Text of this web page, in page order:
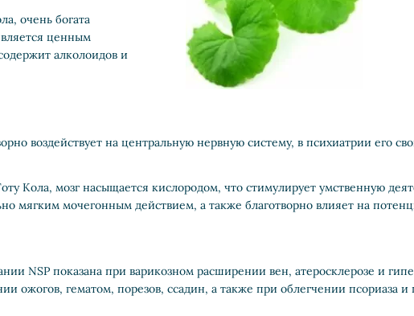
очень богата
ценным
алколоидов и
воздействует на центральную нервную систему, в психиатрии его
Кола, мозг насыщается кислородом, что стимулирует умственную
мягким мочегонным действием, а также благотворно влияет на
NSP показана при варикозном расширении вен, атеросклерозе и
ожогов, гематом, порезов, ссадин, а также при облегчении псориаза и